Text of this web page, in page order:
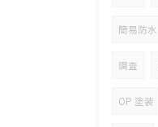
簡易防水
調査
OP 塗装